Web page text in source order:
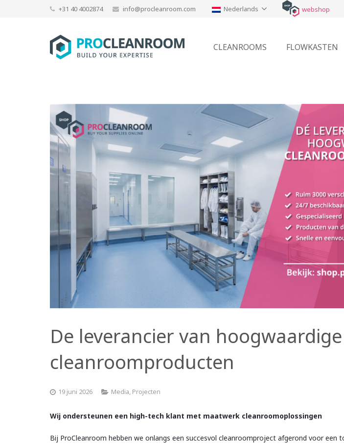
+31 40 4002874 info@procleanroom.com Nederlands webshop
CLEANROOMS FLOWKASTEN
De leverancier van hoogwaardige
cleanroomproducten
19 juni 2026 Media, Projecten
Wij ondersteunen een high-tech klant met maatwerk cleanroomoplossingen
Bij ProCleanroom hebben we onlangs een succesvol cleanroomproject afgerond voor een